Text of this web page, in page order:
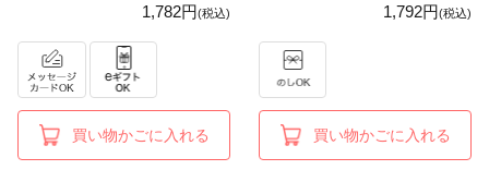
1,782円(税込)
買い物かごに入れる
1,792円(税込)
買い物かごに入れる